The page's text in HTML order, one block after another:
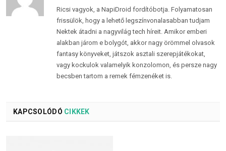
Ricsi vagyok, a NapiDroid fordítóbotja. Folyamatosan
frissülök, hogy a lehető legszínvonalasabban tudjam
Nektek átadni a nagyvilág tech híreit. Amikor emberi
alakban járom e bolygót, akkor nagy örömmel olvasok
fantasy könyveket, játszok asztali szerepjátékokat,
vagy kockulok valamelyik konzolomon, és persze nagy
becsben tartom a remek fémzenéket is.
KAPCSOLÓDÓ CIKKEK